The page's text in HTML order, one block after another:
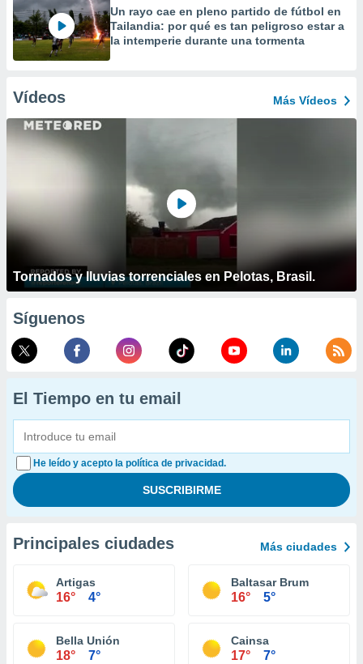
Un rayo cae en pleno partido de fútbol en
Tailandia: por qué es tan peligroso estar a
la intemperie durante una tormenta
Vídeos Más Vídeos
Tornados y lluvias torrenciales en Pelotas, Brasil.
Síguenos
El Tiempo en tu email
He leído y acepto la política de privacidad.
Principales ciudades Más ciudades
Artigas
16° 4°
Baltasar Brum
16° 5°
Bella Unión
18° 7°
Cainsa
17° 7°